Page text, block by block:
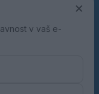
×
v vaš e-